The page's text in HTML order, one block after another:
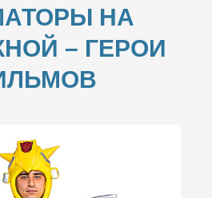
НА
– ГЕРОИ